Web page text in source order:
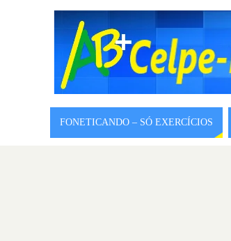
FONETICANDO – SÓ EXERCÍCIOS